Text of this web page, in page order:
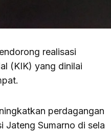
realisasi
(KIK) yang dinilai
perdagangan
Jateng Sumarno di sela